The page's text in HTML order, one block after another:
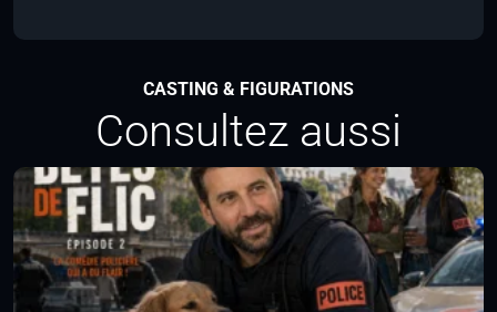
CASTING & FIGURATIONS
Consultez aussi